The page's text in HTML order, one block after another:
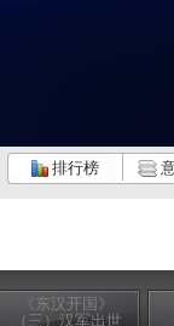
排行榜
《东汉开国》
（三）汉军出世